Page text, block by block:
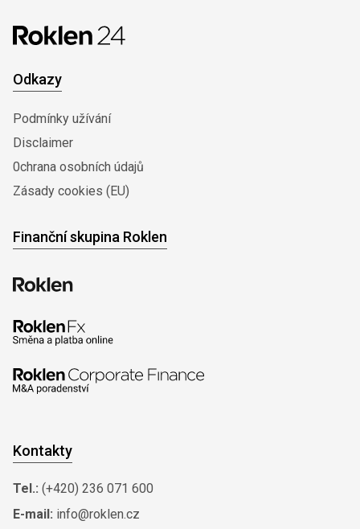
Odkazy
Podmínky užívání
Disclaimer
0chrana osobních údajů
Zásady cookies (EU)
Finanční skupina Roklen
Kontakty
Tel.: (+420) 236 071 600
E-mail: info@roklen.cz